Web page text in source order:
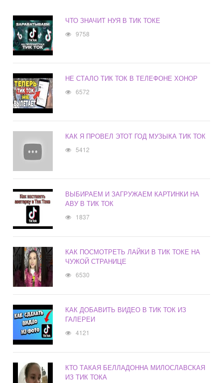
ЧТО ЗНАЧИТ НУЯ В ТИК ТОКЕ
9758
НЕ СТАЛО ТИК ТОК В ТЕЛЕФОНЕ ХОНОР
6572
КАК Я ПРОВЕЛ ЭТОТ ГОД МУЗЫКА ТИК ТОК
5412
ВЫБИРАЕМ И ЗАГРУЖАЕМ КАРТИНКИ НА
АВУ В ТИК ТОК
1837
КАК ПОСМОТРЕТЬ ЛАЙКИ В ТИК ТОКЕ НА
ЧУЖОЙ СТРАНИЦЕ
6530
КАК ДОБАВИТЬ ВИДЕО В ТИК ТОК ИЗ
ГАЛЕРЕИ
4121
КТО ТАКАЯ БЕЛЛАДОННА МИЛОСЛАВСКАЯ
ИЗ ТИК ТОКА